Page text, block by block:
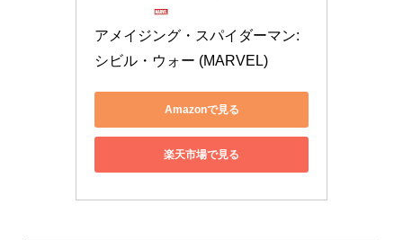
アメイジング・スパイダーマン:
シビル・ウォー (MARVEL)
Amazonで見る
楽天市場で見る